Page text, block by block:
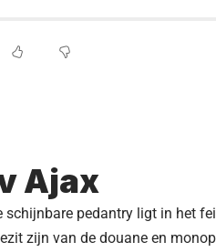
Ajax
schijnbare pedantry ligt in het
zijn van de douane en